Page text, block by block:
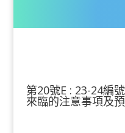
第20號E : 23-24編
來臨的注意事項及